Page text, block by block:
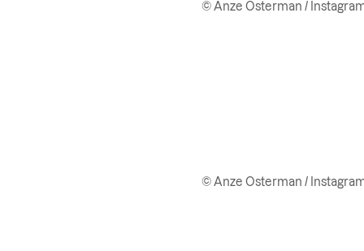
© Anze Osterman /
© Anze Osterman /